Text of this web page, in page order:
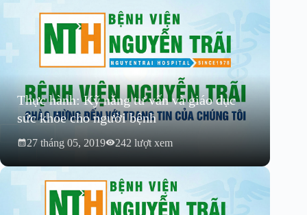
Thực hành: Kỹ năng tư vấn và giáo dục
sức khỏe cho người bệnh
27 tháng 05, 2019 242 lượt xem